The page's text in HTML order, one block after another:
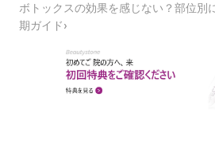
ボトックスの効果を感じない？部位別
期ガイド›